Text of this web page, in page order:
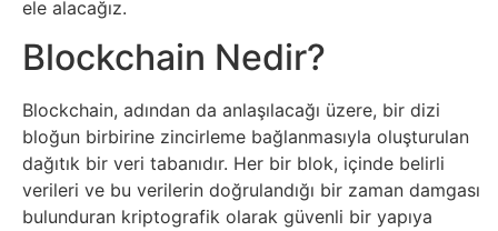
Cihazlar
Felsefe
Finans
ele alacağız.
Blockchain Nedir?
Blockchain, adından da anlaşılacağı üzere, bir dizi
bloğun birbirine zincirleme bağlanmasıyla oluşturulan
dağıtık bir veri tabanıdır. Her bir blok, içinde belirli
verileri ve bu verilerin doğrulandığı bir zaman damgası
bulunduran kriptografik olarak güvenli bir yapıya